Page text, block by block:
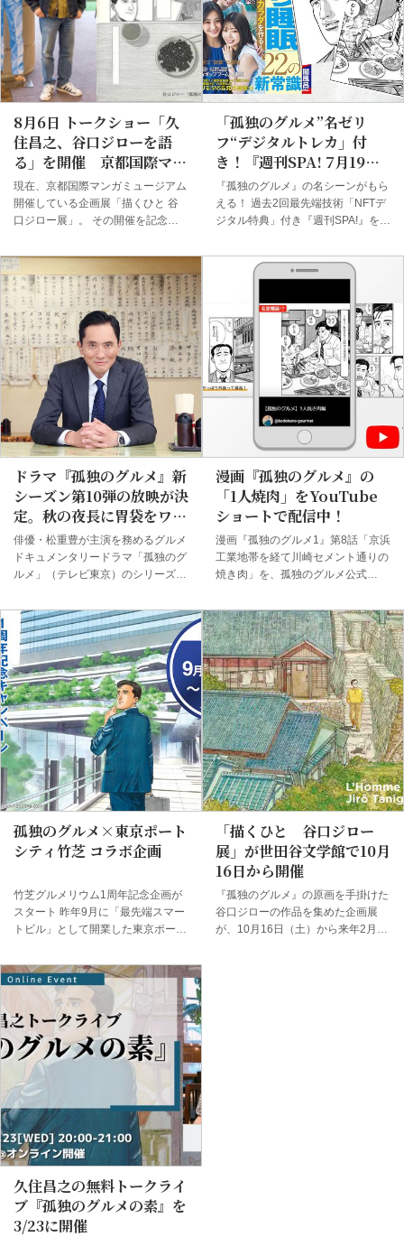
8月6日 トークショー「久
住昌之、谷口ジローを語
る」を開催 京都国際マン
ガミュージアムにて
現在、京都国際マンガミュージアム
開催している企画展「描くひと 谷
口ジロー展」。 その開催を記念
クショー「久住昌之、谷口ジローを
語る」が8月6日に実施される。
故・谷口ジロー氏と共作を行った久
住氏に、創作の裏側を語ってもらう
と同時に、谷口作品と思わぬマッチ
ングが成立した久住ワールドの魅力
についても紹介。トークショーの終
わりには、ミュージシャンでもある
久住氏による生演奏を予定してい
る。トークショー後にはサイン会も
実施する。 また8月13日には谷口氏
の作画アシスタントとして、長年に
わたり谷口作品の背景や料理などを
描いてきた、広木陽一郎氏と上杉忠
弘氏によるオンライ...
「孤独のグルメ”名ゼリ
フ“デジタルトレカ」付
き！『週刊SPA! 7月19・
26日 NFT合併特大号』が
発売
『孤独のグルメ』の名シーンがもら
える！ 過去2回最先端技術「NFTデ
ジタル特典」付き『週刊SPA!』を発
となる『週刊SPA! 7月19・26日
NFT合併特大号』が、7月12日(火)
典」として採用されたコンテンツ
は、グルメ漫画の金字塔『孤独のグ
ルメ』。作画を担当した谷口ジロー
氏の作品集『谷口ジローコレクショ
ン 孤独のグルメ』（原作：久住昌
之、作画：谷口ジロー）1・2巻の発
売記念として、本企画を実施！ 原
作コミックの誰もが知る珠玉の“名
ゼリフ”シーンをカラー化！ さら
に“名ゼリフ”が飛び出すように動画
化も施した「動くトレーデ...
ドラマ『孤独のグルメ』新
シーズン第10弾の放映が決
定。秋の夜長に胃袋をワシ
掴み
俳優・松重豊が主演を務めるグルメ
ドキュメンタリードラマ「孤独のグ
ルメ」（テレビ東京）のシリーズ第
する。 記念すべきシーズン10は食
欲の秋に放送 松重豊演じる主人公
の井之頭五郎が営業先で見つけた食
事処にふらりと立ち寄り、食べたい
と思ったものを自由に食す、至福の
時間を描いたグルメドキュメンタリ
ードラマ「孤独のグルメ」。
「Season10」では、果たしてどん
な街でどんなグルメと出会うの
か……。 今回のSeason10では、巨
大な看板に導かれて訪れる大衆食堂
から、都内の高級住宅地で旅行気分
と、海外の食文化を堪能したり、さ
らには電光石火の如く最速で決めた
お店で、豪...
漫画『孤独のグルメ』の
「1人焼肉」をYouTube
ショートで配信中！
漫画『孤独のグルメ1』第8話「京浜
工業地帯を経て川崎セメント通りの
焼き肉」を、孤独のグルメ公式
をYouTubeショートで配信中！ 本
作では、主人公・井之頭五郎（いの
かしらごろう）が商談の途中に立ち
寄った、焼肉店での様子が描かれて
いる。 肉を焼き進めるにつれ、高
揚する五郎。「うおォン 俺はまる
で人間火力発電所だ」という作中の
セリフは、『孤独のグルメ』を象徴
する名言として、多くの人々の心を
つかんだ。 ドラマ版でおなじみの
楽曲『Stay Alone』とともに、孤独
のグルメの世界を楽しんで欲しい。
動画内使用楽曲：
TheScreenTones『Stay ...
孤独のグルメ×東京ポート
シティ竹芝 コラボ企画
竹芝グルメリウム1周年記念企画が
スタート 昨年9月に「最先端スマー
トビル」として開業した東京ポート
ルメリウム」は、21の飲食店を擁
し、開業時にはパンフレットや館内
サイネージで『孤独のグルメ』とコ
ラボし話題となった。 そんな竹芝
グルメリウムが、開業1周年を記念
して再び『孤独のグルメ』とコラボ
することになった。その目玉が、近
隣のオフィスワーカーに美味しく快
適なグルメを楽しんでもらうために
制作された「グルメパスポート」
だ。参加する18店舗おすすめグルメ
の紹介はもちろん、それぞれに五郎
さんのコメントが入っていて見ごた
えあり。さらにパスポートを提示す
ると受けられる特...
「描くひと 谷口ジロー
展」が世田谷文学館で10月
16日から開催
『孤独のグルメ』の原画を手掛けた
谷口ジローの作品を集めた企画展
が、10月16日（土）から来年2月27
久住昌之の無料トークライ
ブ『孤独のグルメの素』を
3/23に開催